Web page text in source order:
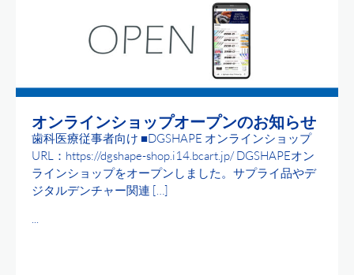
オンラインショップオープンのお知らせ
歯科医療従事者向け ■DGSHAPE オンラインショップ
URL：https://dgshape-shop.i14.bcart.jp/ DGSHAPEオン
ラインショップをオープンしました。サプライ品やデ
ジタルデンチャー関連 […]
...